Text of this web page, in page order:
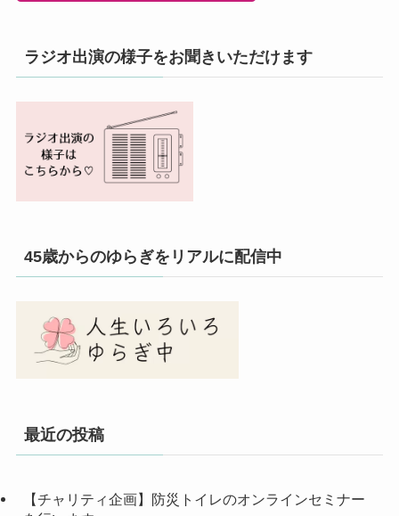
ラジオ出演の様子をお聞きいただけます
45歳からのゆらぎをリアルに配信中
最近の投稿
【チャリティ企画】防災トイレのオンラインセミナー